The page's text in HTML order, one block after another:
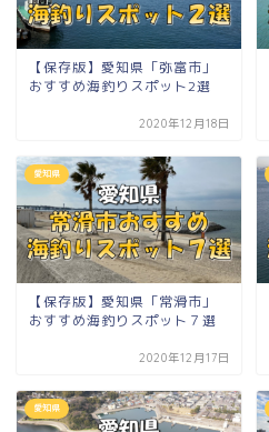
【保存版】愛知県「弥富市」
おすすめ海釣りスポット2選
2020年12月18日
愛知県
【保存版】愛知県「常滑市」
おすすめ海釣りスポット７選
2020年12月17日
愛知県